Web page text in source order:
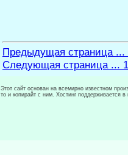
Предыдущая страница ...
Следующая страница ...
Этот сайт основан на всемирно известном
то и копирайт с ним. Хостинг поддерживается